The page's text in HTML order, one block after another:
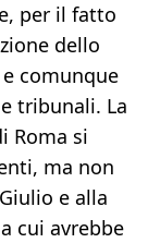
per il fatto
dello
comunque
tribunali. La
Roma si
ma non
e alla
cui avrebbe